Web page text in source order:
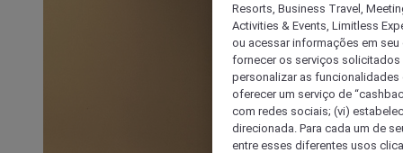
Resorts, Business Travel,
Activities & Events, Limitless
ou acessar informações em
fornecer os serviços solicitados
personalizar as
oferecer um serviço de
com redes sociais; (vi)
direcionada. Para cada um de
entre esses diferentes usos